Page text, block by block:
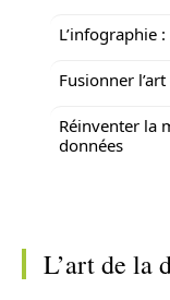
L’infographie
Fusionner
Réinventer la
données
L’art de la